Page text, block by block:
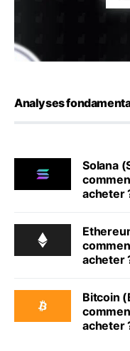
Analyses
Solana
acheter
acheter
Bitcoin
acheter